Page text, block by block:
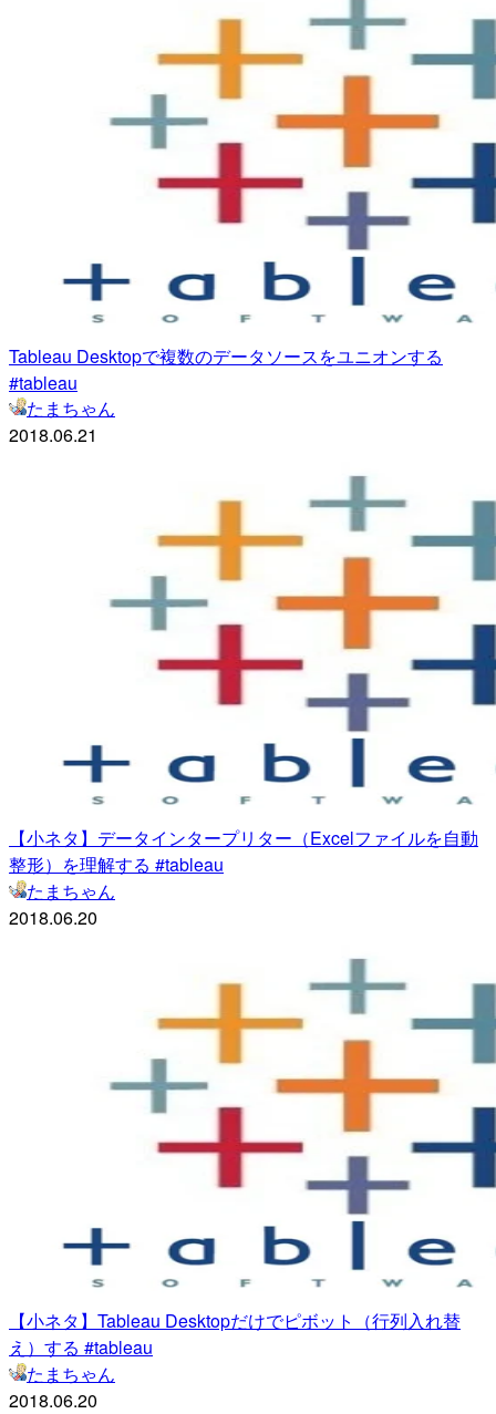
Tableau Desktopで複数のデータソースをユニオンする
#tableau
たまちゃん
2018.06.21
【小ネタ】データインタープリター（Excelファイルを自動
整形）を理解する #tableau
たまちゃん
2018.06.20
【小ネタ】Tableau Desktopだけでピボット（行列入れ替
え）する #tableau
たまちゃん
2018.06.20